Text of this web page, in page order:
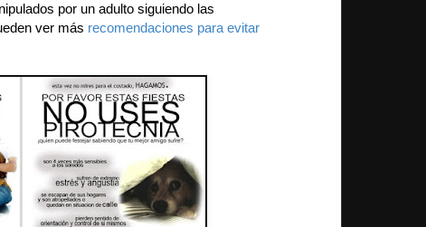
por un adulto siguiendo las
ver más recomendaciones para evitar